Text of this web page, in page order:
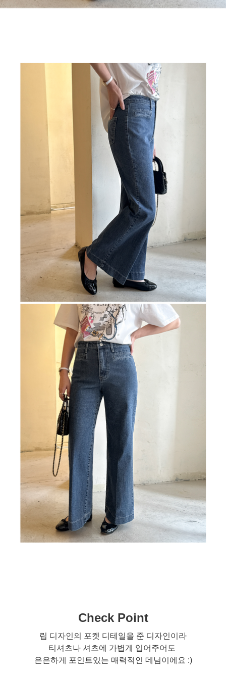
Check Point
립 디자인의 포켓 디테일을 준 디자인이라
티셔츠나 셔츠에 가볍게 입어주어도
은은하게 포인트있는 매력적인 데님이에요 :)